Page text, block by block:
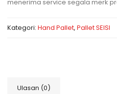
menerima service segala merk
Kategori: Hand Pallet, Pallet SEISI
Ulasan (0)